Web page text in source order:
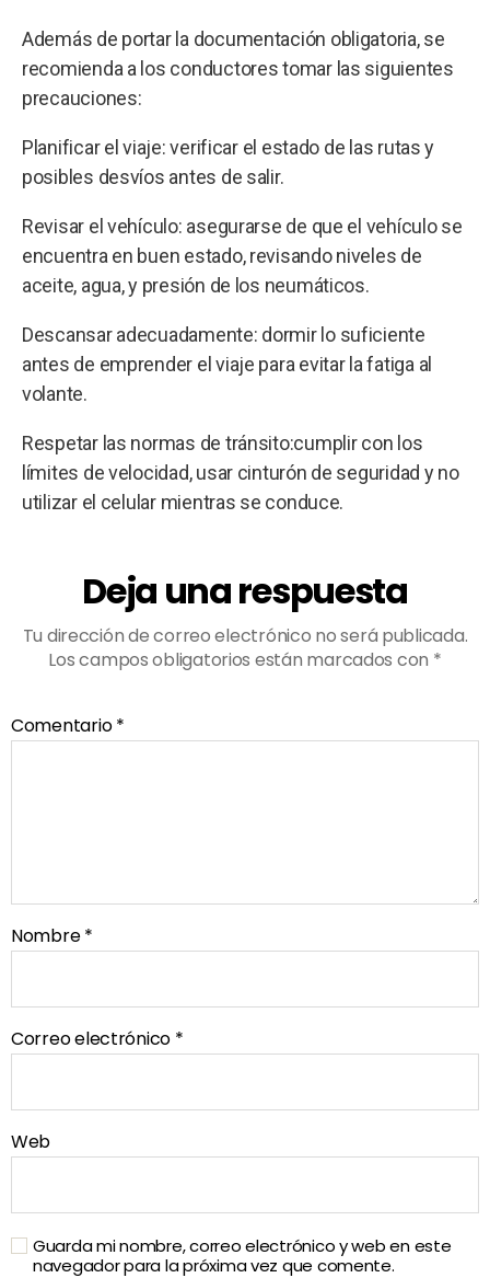
Además de portar la documentación obligatoria, se
recomienda a los conductores tomar las siguientes
precauciones:
Planificar el viaje: verificar el estado de las rutas y
posibles desvíos antes de salir.
Revisar el vehículo: asegurarse de que el vehículo se
encuentra en buen estado, revisando niveles de
aceite, agua, y presión de los neumáticos.
Descansar adecuadamente: dormir lo suficiente
antes de emprender el viaje para evitar la fatiga al
volante.
Respetar las normas de tránsito:cumplir con los
límites de velocidad, usar cinturón de seguridad y no
utilizar el celular mientras se conduce.
Deja una respuesta
Tu dirección de correo electrónico no será publicada.
Los campos obligatorios están marcados con *
Comentario*
Nombre*
Correo electrónico *
Web
Guarda mi nombre, correo electrónico y web en este
navegador para la próxima vez que comente.